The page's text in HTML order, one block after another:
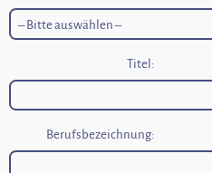
Titel:
Berufsbezeichnung: